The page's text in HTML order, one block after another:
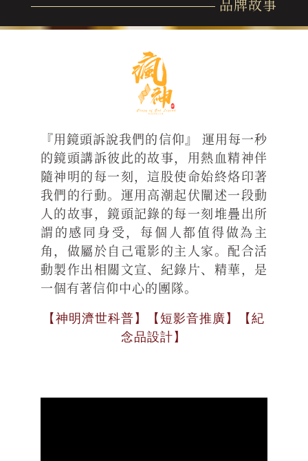
品牌故事
『用鏡頭訴說我們的信仰』 運用每一秒
的鏡頭講訴彼此的故事，用熱血精神伴
隨神明的每一刻，這股使命始終烙印著
我們的行動。運用高潮起伏闡述一段動
人的故事，鏡頭記錄的每一刻堆疊出所
謂的感同身受，每個人都值得做為主
角，做屬於自己電影的主人家。配合活
動製作出相關文宣、紀錄片、精華，是
一個有著信仰中心的團隊。
【神明濟世科普】【短影音推廣】【紀
念品設計】